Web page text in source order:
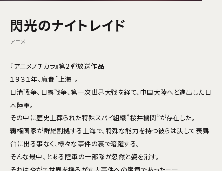
閃光のナイトレイド
アニメ
『アニメノチカラ』第２弾放送作品
１９３１年、魔都「上海」。
日清戦争、日露戦争、第一次世界大戦を経て、中国大陸へと進出した日
本陸軍。
その中に歴史上葬られた特殊スパイ組織”桜井機関”が存在した。
覇権国家が群雄割拠する上海で、特殊な能力を持つ彼らは決して表舞
台に出る事なく、様々な事件の裏で暗躍する。
そんな最中、とある陸軍の一部隊が忽然と姿を消す。